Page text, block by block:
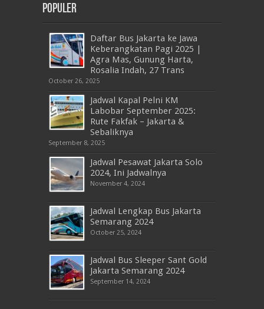
Populer
Daftar Bus Jakarta ke Jawa
Keberangkatan Pagi 2025 |
Agra Mas, Gunung Harta,
Rosalia Indah, 27 Trans
October 26, 2025
Jadwal Kapal Pelni KM
Labobar September 2025:
Rute Fakfak – Jakarta &
Sebaliknya
September 8, 2025
Jadwal Pesawat Jakarta Solo
2024, Ini Jadwalnya
November 4, 2024
Jadwal Lengkap Bus Jakarta
Semarang 2024
October 25, 2024
Jadwal Bus Sleeper Sant Gold
Jakarta Semarang 2024
September 14, 2024